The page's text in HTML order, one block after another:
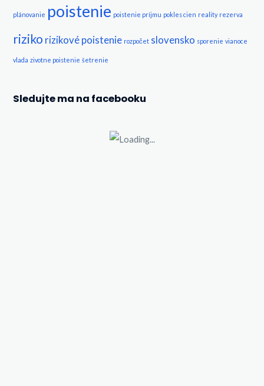
plánovanie poistenie poistenie príjmu pokles cien reality rezerva
riziko rizikové poistenie rozpočet slovensko sporenie vianoce
vlada zivotne poistenie šetrenie
Sledujte ma na facebooku